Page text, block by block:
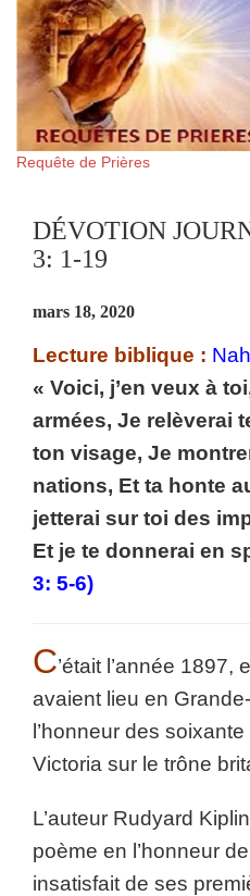
Requête de Prières
DÉVOTION
3: 1-19
mars 18, 2020
Lecture biblique :
« Voici, j’en veux à
armées, Je relèverai
ton visage, Je
nations, Et ta honte
jetterai sur toi des
Et je te donnerai en
3: 5-6)
C’était l’année 1897,
avaient lieu en
l’honneur des
Victoria sur le trône
L’auteur Rudyard
poème en l’honneur
insatisfait de ses